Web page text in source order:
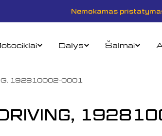
Nemokamas
Dalys Šalmai
192810002-0001